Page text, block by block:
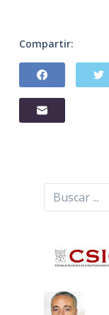
Compartir:
Buscar